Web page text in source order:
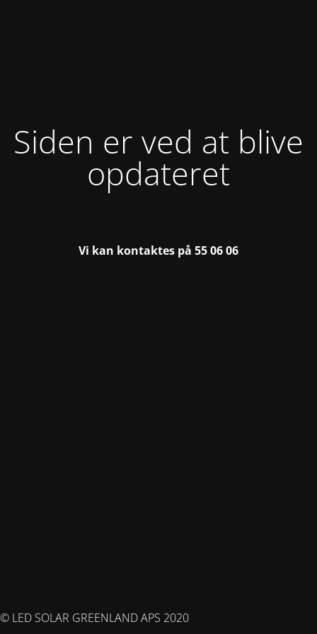
Siden er ved at blive
opdateret
Vi kan kontaktes på 55 06 06
© LED SOLAR GREENLAND APS 2020